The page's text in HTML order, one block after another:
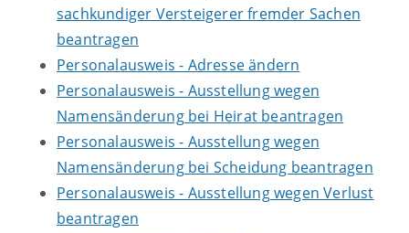
sachkundiger Versteigerer fremder Sachen
beantragen
Personalausweis - Adresse ändern
Personalausweis - Ausstellung wegen
Namensänderung bei Heirat beantragen
Personalausweis - Ausstellung wegen
Namensänderung bei Scheidung beantragen
Personalausweis - Ausstellung wegen Verlust
beantragen